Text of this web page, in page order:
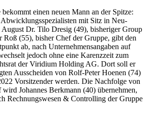
einen neuen Mann an der Spitze:
mit Sitz in Neu-
Dr. Tilo Dresig (49), bisheriger Group
Roß (55), bisher Chef der Gruppe, gibt den
ab, nach Unternehmensangaben auf
jedoch ohne eine Karenzzeit zum
der Viridium Holding AG. Dort soll er
Ausscheiden von Rolf-Peter Hoenen (74)
Vorsitzender werden. Die Nachfolge von
Johannes Berkmann (40) übernehmen,
Rechnungswesen & Controlling der Gruppe